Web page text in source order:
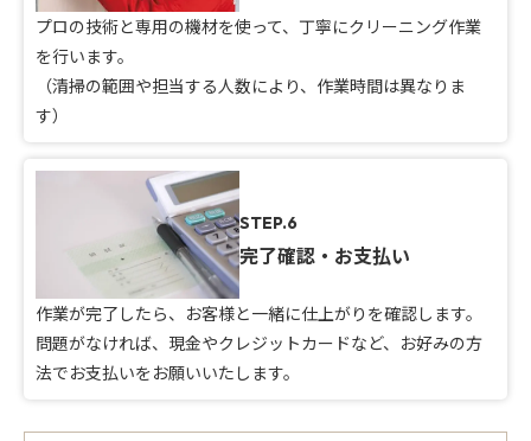
プロの技術と専用の機材を使って、丁寧にクリーニング作業
を行います。
（清掃の範囲や担当する人数により、作業時間は異なりま
す）
STEP.6
完了確認・お支払い
作業が完了したら、お客様と一緒に仕上がりを確認します。
問題がなければ、現金やクレジットカードなど、お好みの方
法でお支払いをお願いいたします。